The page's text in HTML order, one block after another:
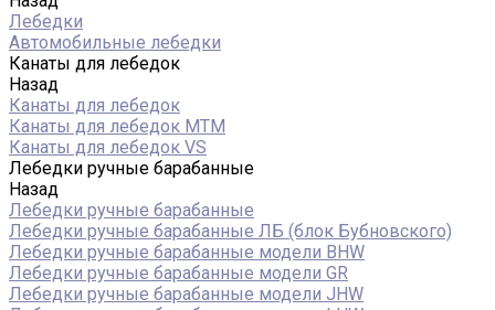
Лебедки
Автомобильные лебедки
Канаты для лебедок
Назад
Канаты для лебедок
Канаты для лебедок MTM
Канаты для лебедок VS
Лебедки ручные барабанные
Назад
Лебедки ручные барабанные
Лебедки ручные барабанные ЛБ (блок Бубновского)
Лебедки ручные барабанные модели BHW
Лебедки ручные барабанные модели GR
Лебедки ручные барабанные модели JHW